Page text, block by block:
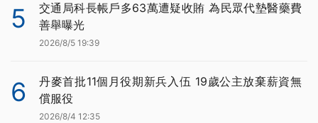
5
交通局科長帳戶多63萬遭疑收賄 為民眾代墊醫藥費
善舉曝光
2026/8/5 19:39
6
丹麥首批11個月役期新兵入伍 19歲公主放棄薪資無
償服役
2026/8/4 12:35